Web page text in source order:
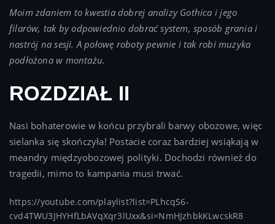
Moim zdaniem to kwestia dobrej analizy Gothica i jego
filarów, tak by odpowiednio dobrać system, sposób grania i
nastrój na sesji. A połowę roboty pewnie i tak robi muzyka
podłożona w montażu.
ROZDZIAŁ II
Nasi bohaterowie w końcu przybrali barwy obozowe, więc
sielanka się skończyła! Postacie coraz bardziej wsiąkają w
meandry międzyobozowej polityki. Dochodzi również do
tragedii, mimo to kampania musi trwać.
https://youtube.com/playlist?list=PLhcqS6-
cvd4TWU3JHYHfLbAVqXqr3lUxx&si=NmHJzhbkKLwcskR8